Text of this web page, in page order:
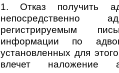
1.
Отказ получить
непосредственно
регистрируемым
информации по
установленных для
влечет наложение